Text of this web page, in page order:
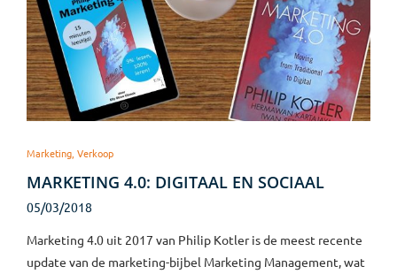
Marketing, Verkoop
MARKETING 4.0: DIGITAAL EN SOCIAAL
05/03/2018
Marketing 4.0 uit 2017 van Philip Kotler is de meest recente
update van de marketing-bijbel Marketing Management, wat